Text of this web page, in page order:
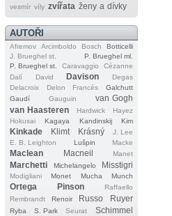
vesmír víly zvířata ženy a dívky
AUTOŘI
Afremov Arcimboldo Bosch
Botticelli
J. Brueghel st.
P. Brueghel ml.
P. Brueghel st.
Caravaggio
Cézanne
Dalí
David Davison
Degas
Delacroix
Delon Francés
Galchutt
Gaudí
Gauguin
van Gogh
van Haasteren
Hardwick
Hayez
Hokusai
Kagaya Kandinskij Kim
Kinkade Klimt Krásný
J. Lee
E. B. Leighton
Lušpin Macke
Maclean Macneil Manet
Marchetti Michelangelo Misstigri
Modigliani Monet Mucha Munch
Ortega Pinson
Raffaello
Rembrandt
Renoir Russo Ruyer
Ryba S. Park Seurat
Schimmel